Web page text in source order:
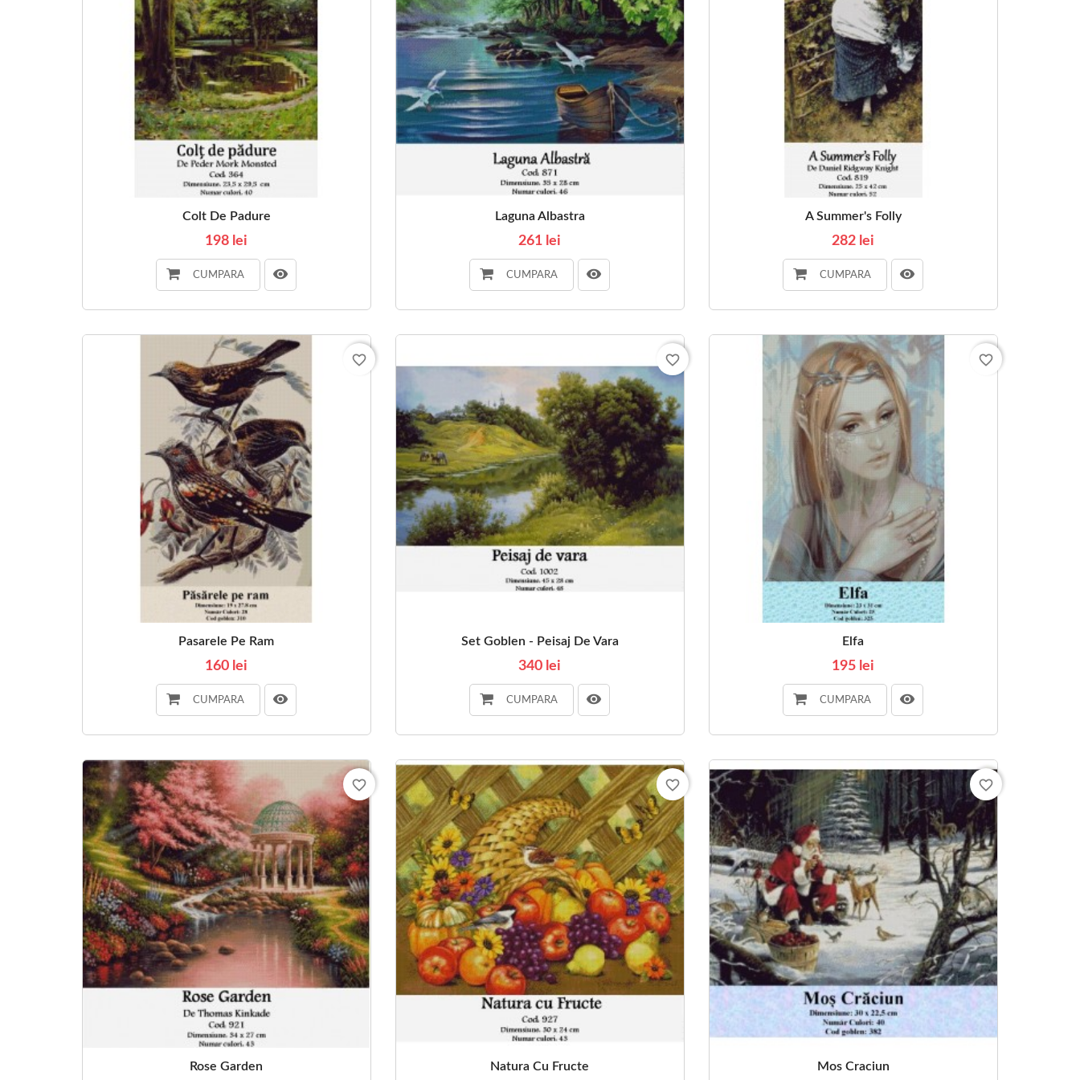
Colt De Padure
198 lei
CUMPARA
Laguna Albastra
261 lei
CUMPARA
A Summer's Folly
282 lei
CUMPARA
Pasarele Pe Ram
160 lei
CUMPARA
favorite_border
Set Goblen - Peisaj De Vara
340 lei
CUMPARA
favorite_border
Elfa
195 lei
CUMPARA
favorite_border
Rose Garden
favorite_border
Natura Cu Fructe
favorite_border
Mos Craciun
favorite_border